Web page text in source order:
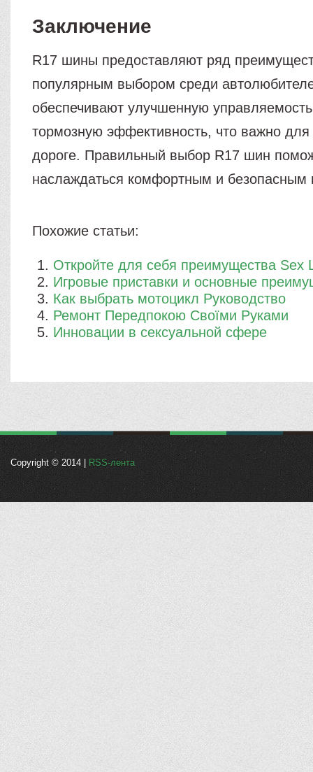
Заключение
R17 шины предоставляют ряд
популярным выбором среди
обеспечивают улучшенную
тормозную эффективность, что важно для
дороге. Правильный выбор R17 шин
наслаждаться комфортным и безопасным
Похожие статьи:
​Откройте для себя преимущества Sex
Игровые приставки и основные
Как выбрать мотоцикл Руководство
Ремонт Передпокою Своїми Руками
Инновации в сексуальной сфере
Copyright © 2014 | RSS-лента